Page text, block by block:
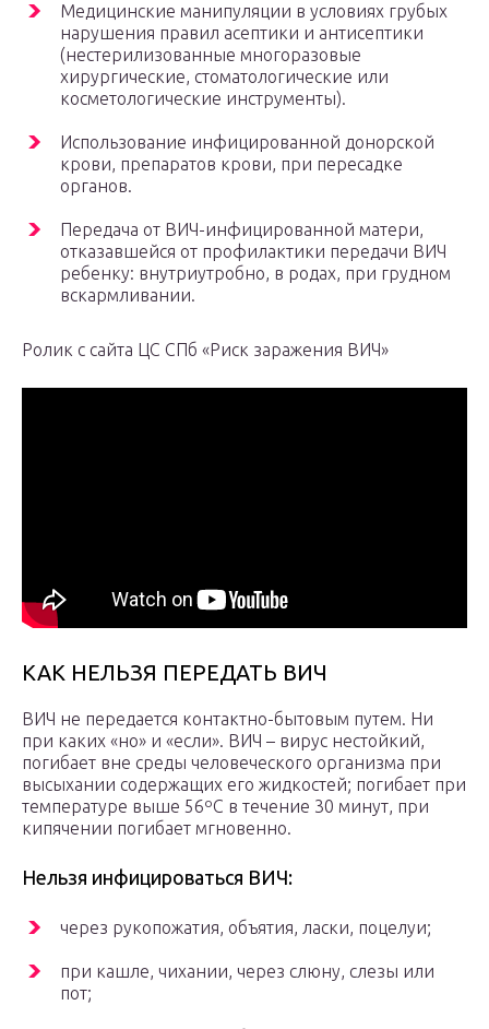
Медицинские манипуляции в условиях грубых
нарушения правил асептики и антисептики
(нестерилизованные многоразовые
хирургические, стоматологические или
косметологические инструменты).
Использование инфицированной донорской
крови, препаратов крови, при пересадке
органов.
Передача от ВИЧ-инфицированной матери,
отказавшейся от профилактики передачи ВИЧ
ребенку: внутриутробно, в родах, при грудном
вскармливании.
Ролик с сайта ЦС СПб «Риск заражения ВИЧ»
КАК НЕЛЬЗЯ ПЕРЕДАТЬ ВИЧ
ВИЧ не передается контактно-бытовым путем. Ни
при каких «но» и «если». ВИЧ – вирус нестойкий,
погибает вне среды человеческого организма при
высыхании содержащих его жидкостей; погибает при
температуре выше 56ºС в течение 30 минут, при
кипячении погибает мгновенно.
Нельзя инфицироваться ВИЧ:
через рукопожатия, объятия, ласки, поцелуи;
при кашле, чихании, через слюну, слезы или
пот;